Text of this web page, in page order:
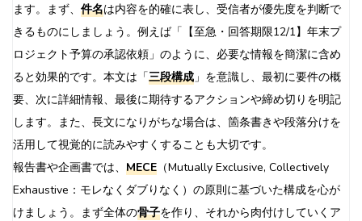
ます。まず、 件名は内容を的確に表し、受信者が優先度を判断で
きるものにしましょう。例えば「【至急・回答期限12/1】年末プ
ロジェクト予算の承認依頼」のように、必要な情報を簡潔に含め
ると効果的です。本文は「三段構成」を意識し、最初に要件の概
要、次に詳細情報、最後に期待するアクションや締め切りを明記
します。また、長文になりがちな場合は、箇条書きや段落分けを
活用して視覚的に読みやすくすることも大切です。
報告書や企画書では、 MECE （Mutually Exclusive, Collectively
Exhaustive：モレなくダブりなく）の原則に基づいた構成を心が
けましょう。まず全体の骨子を作り、それから肉付けしていくア